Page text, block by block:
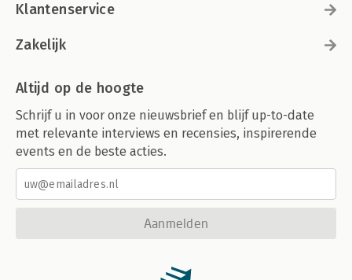
Klantenservice
Zakelijk
Altijd op de hoogte
Schrijf u in voor onze nieuwsbrief en blijf up-to-date
met relevante interviews en recensies, inspirerende
events en de beste acties.
Aanmelden